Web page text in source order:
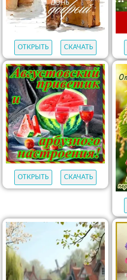
ОТКРЫТЬ СКАЧАТЬ
ОТКРЫТЬ СКАЧАТЬ